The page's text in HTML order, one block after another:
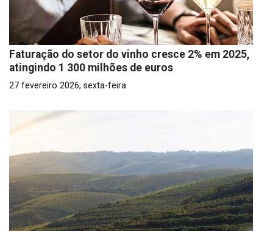
Faturação do setor do vinho cresce 2% em 2025,
atingindo 1 300 milhões de euros
27 fevereiro 2026, sexta-feira